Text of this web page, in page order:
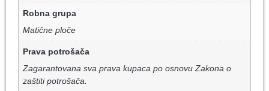
Robna grupa
Matične ploče
Prava potrošača
Zagarantovana sva prava kupaca po osnovu Zakona o
zaštiti potrošača.